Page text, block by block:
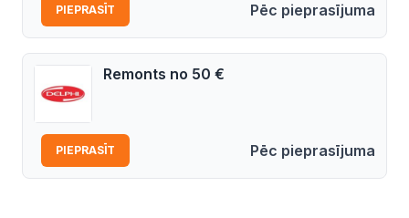
Pēc pieprasījuma
PIEPRASĪT
Remonts no 50 €
Pēc pieprasījuma
PIEPRASĪT